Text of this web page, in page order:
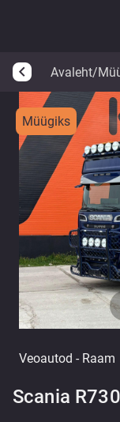
arrow_back_ios Avaleht/
Müügiks
Veoautod - Raam
Scania